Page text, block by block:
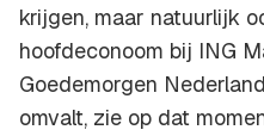
krijgen, maar natuurlijk
hoofdeconoom bij ING
Goedemorgen
omvalt, zie op dat